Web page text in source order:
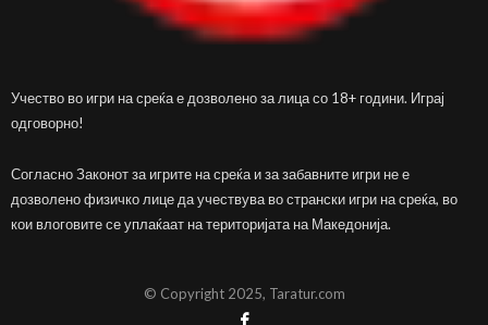
Учество во игри на среќа е дозволено за лица со 18+ години. Играј
одговорно!
Согласно Законот за игрите на среќа и за забавните игри не е
дозволено физичко лице да учествува во странски игри на среќа, во
кои влоговите се уплаќаат на територијата на Македонија.
© Copyright 2025, Taratur.com